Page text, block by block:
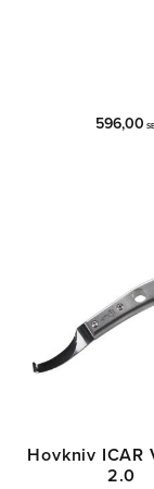
596,00
Hovkniv ICAR
2.0